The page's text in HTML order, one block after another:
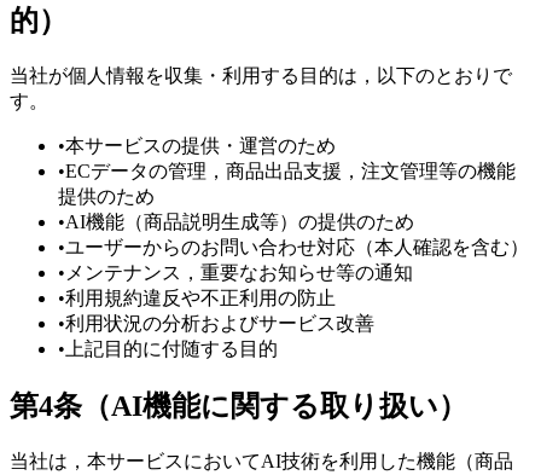
的）
当社が個人情報を収集・利用する目的は，以下のとおりで
す。
•本サービスの提供・運営のため
•ECデータの管理，商品出品支援，注文管理等の機能
提供のため
•AI機能（商品説明生成等）の提供のため
•ユーザーからのお問い合わせ対応（本人確認を含む）
• メンテナンス，重要なお知らせ等の通知
•利用規約違反や不正利用の防止
•利用状況の分析およびサービス改善
• 上記目的に付随する目的
第4条（AI機能に関する取り扱い）
当社は，本サービスにおいてAI技術を利用した機能（商品